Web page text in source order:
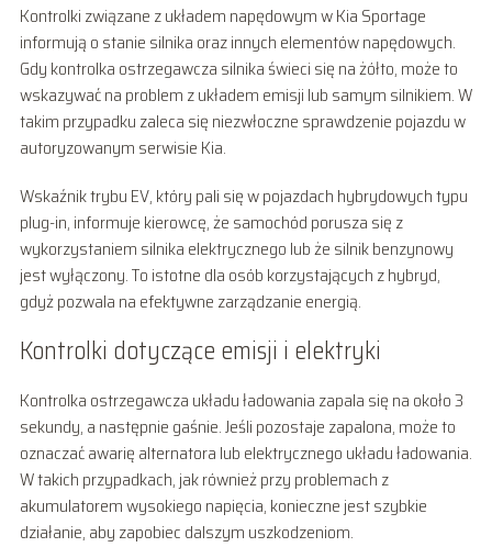
Kontrolki związane z układem napędowym w Kia Sportage
informują o stanie silnika oraz innych elementów napędowych.
Gdy kontrolka ostrzegawcza silnika świeci się na żółto, może to
wskazywać na problem z układem emisji lub samym silnikiem. W
takim przypadku zaleca się niezwłoczne sprawdzenie pojazdu w
autoryzowanym serwisie Kia.
Wskaźnik trybu EV, który pali się w pojazdach hybrydowych typu
plug-in, informuje kierowcę, że samochód porusza się z
wykorzystaniem silnika elektrycznego lub że silnik benzynowy
jest wyłączony. To istotne dla osób korzystających z hybryd,
gdyż pozwala na efektywne zarządzanie energią.
Kontrolki dotyczące emisji i elektryki
Kontrolka ostrzegawcza układu ładowania zapala się na około 3
sekundy, a następnie gaśnie. Jeśli pozostaje zapalona, może to
oznaczać awarię alternatora lub elektrycznego układu ładowania.
W takich przypadkach, jak również przy problemach z
akumulatorem wysokiego napięcia, konieczne jest szybkie
działanie, aby zapobiec dalszym uszkodzeniom.